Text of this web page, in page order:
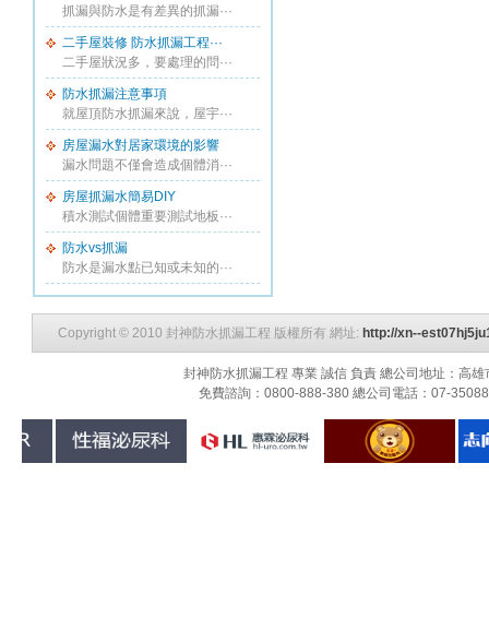
抓漏與防水是有差異的抓漏···
二手屋裝修 防水抓漏工程···
二手屋狀況多，要處理的問···
防水抓漏注意事項
就屋頂防水抓漏來說，屋宇···
房屋漏水對居家環境的影響
漏水問題不僅會造成個體消···
房屋抓漏水簡易DIY
積水測試個體重要測試地板···
防水vs抓漏
防水是漏水點已知或未知的···
Copyright © 2010 封神防水抓漏工程 版權所有 網址: http://xn--
封神防水抓漏工程 專業 誠信 負責 總公司地址：高
免費諮詢：0800-888-380 總公司電話：07-